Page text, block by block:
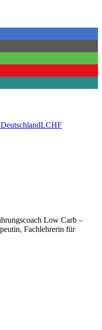
LCHF
Low Carb –
Fachlehrerin für